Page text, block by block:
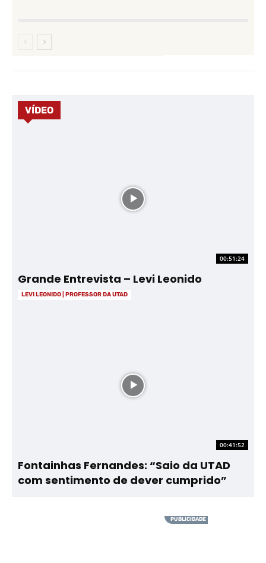
VÍDEO
00:51:24
Grande Entrevista – Levi Leonido
LEVI LEONIDO | PROFESSOR DA UTAD
00:41:52
Fontainhas Fernandes: “Saio da UTAD
com sentimento de dever cumprido”